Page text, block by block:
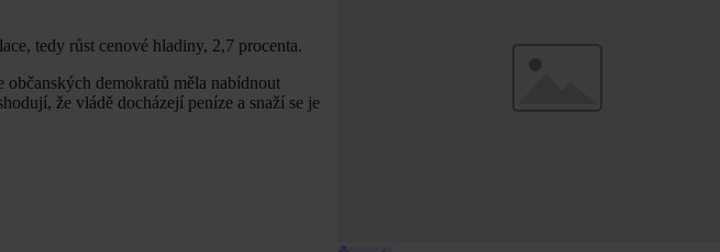
tedy růst cenové hladiny, 2,7 procenta.
demokratů měla nabídnout
že vládě docházejí peníze a snaží se je